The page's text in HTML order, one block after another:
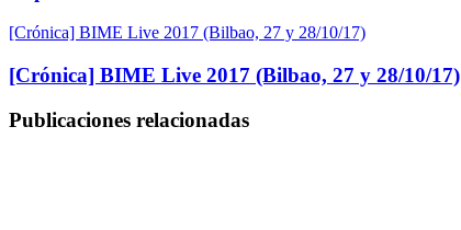
[Crónica] BIME Live 2017 (Bilbao, 27 y 28/10/17)
[Crónica] BIME Live 2017 (Bilbao, 27 y 28/10/17)
Publicaciones relacionadas